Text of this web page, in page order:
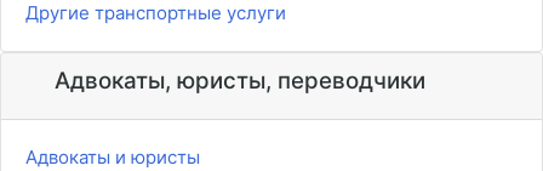
Другие транспортные услуги
Адвокаты, юристы, переводчики
Адвокаты и юристы